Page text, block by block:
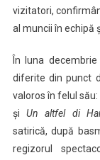
vizitatori,
al muncii în echipă
În luna
diferite din punct
valoros în felul său:
șiUn altfel di
satirică, după
regizorul